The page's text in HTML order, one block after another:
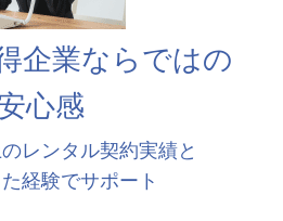
企業ならではの
心感
レンタル契約実績と
経験でサポート